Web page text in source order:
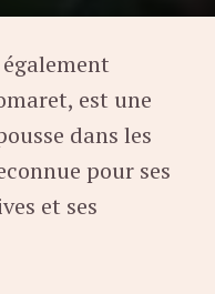
est une
dans les
pour ses
et ses